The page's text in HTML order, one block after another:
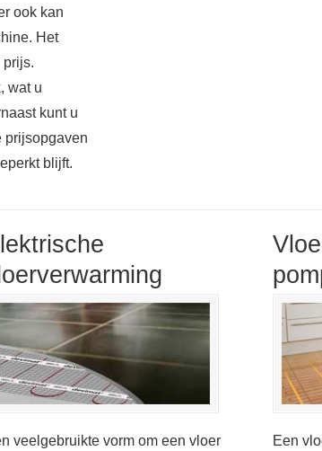
ook kan
Het
prijs.
wat u
kunt u
prijsopgaven
blijft.
veelgebruikte vorm om een vloer
Een